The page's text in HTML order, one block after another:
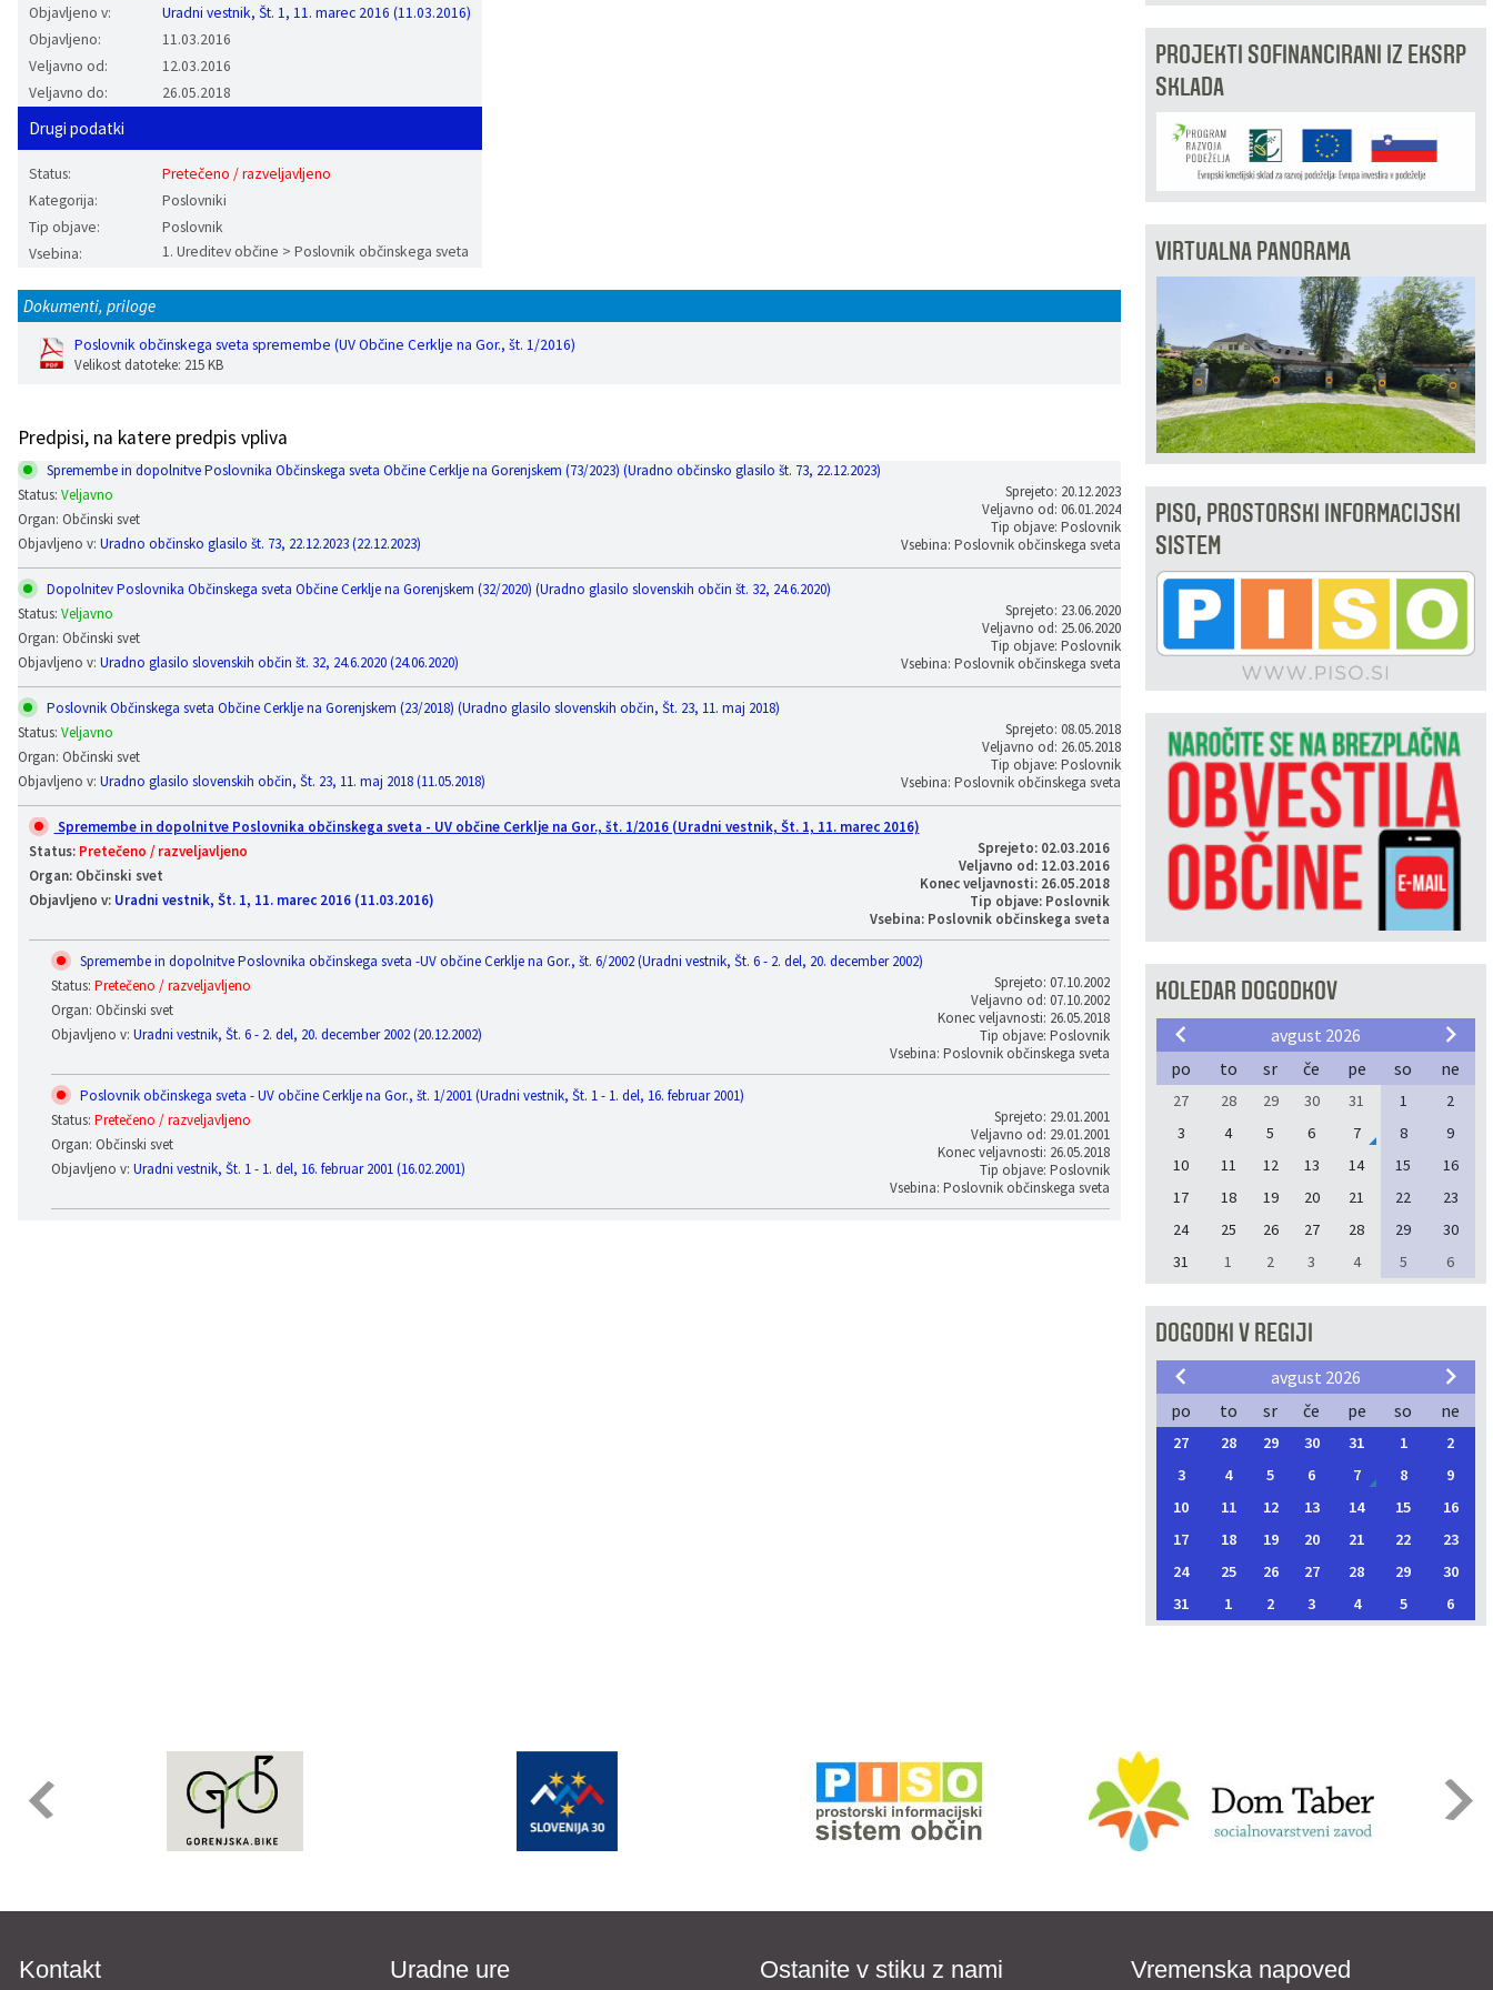
Objavljeno v:
Uradni vestnik, Št. 1, 11. marec 2016 (11.03.2016)
Objavljeno:
11.03.2016
Veljavno od:
12.03.2016
Veljavno do:
26.05.2018
Drugi podatki
Status:
Pretečeno / razveljavljeno
Kategorija:
Poslovniki
Tip objave:
Poslovnik
Vsebina:
1. Ureditev občine > Poslovnik občinskega sveta
Dokumenti, priloge
Poslovnik občinskega sveta spremembe (UV Občine Cerklje na Gor., št. 1/2016)
Velikost datoteke: 215 KB
Predpisi, na katere predpis vpliva
Spremembe in dopolnitve Poslovnika Občinskega sveta Občine Cerklje na Gorenjskem (73/2023) (Uradno občinsko glasilo št. 73, 22.12.2023)
Status: Veljavno
Organ: Občinski svet
Objavljeno v: Uradno občinsko glasilo št. 73, 22.12.2023 (22.12.2023)
Sprejeto: 20.12.2023
Veljavno od: 06.01.2024
Tip objave: Poslovnik
Vsebina: Poslovnik občinskega sveta
Dopolnitev Poslovnika Občinskega sveta Občine Cerklje na Gorenjskem (32/2020) (Uradno glasilo slovenskih občin št. 32, 24.6.2020)
Status: Veljavno
Organ: Občinski svet
Objavljeno v: Uradno glasilo slovenskih občin št. 32, 24.6.2020 (24.06.2020)
Sprejeto: 23.06.2020
Veljavno od: 25.06.2020
Tip objave: Poslovnik
Vsebina: Poslovnik občinskega sveta
Poslovnik Občinskega sveta Občine Cerklje na Gorenjskem (23/2018) (Uradno glasilo slovenskih občin, Št. 23, 11. maj 2018)
Status: Veljavno
Organ: Občinski svet
Objavljeno v: Uradno glasilo slovenskih občin, Št. 23, 11. maj 2018 (11.05.2018)
Sprejeto: 08.05.2018
Veljavno od: 26.05.2018
Tip objave: Poslovnik
Vsebina: Poslovnik občinskega sveta
Spremembe in dopolnitve Poslovnika občinskega sveta - UV občine Cerklje na Gor., št. 1/2016 (Uradni vestnik, Št. 1, 11. marec 2016)
Status: Pretečeno / razveljavljeno
Organ: Občinski svet
Objavljeno v: Uradni vestnik, Št. 1, 11. marec 2016 (11.03.2016)
Sprejeto: 02.03.2016
Veljavno od: 12.03.2016
Konec veljavnosti: 26.05.2018
Tip objave: Poslovnik
Vsebina: Poslovnik občinskega sveta
Spremembe in dopolnitve Poslovnika občinskega sveta -UV občine Cerklje na Gor., št. 6/2002 (Uradni vestnik, Št. 6 - 2. del, 20. december 2002)
Status: Pretečeno / razveljavljeno
Organ: Občinski svet
Objavljeno v: Uradni vestnik, Št. 6 - 2. del, 20. december 2002 (20.12.2002)
Sprejeto: 07.10.2002
Veljavno od: 07.10.2002
Konec veljavnosti: 26.05.2018
Tip objave: Poslovnik
Vsebina: Poslovnik občinskega sveta
Poslovnik občinskega sveta - UV občine Cerklje na Gor., št. 1/2001 (Uradni vestnik, Št. 1 - 1. del, 16. februar 2001)
Status: Pretečeno / razveljavljeno
Organ: Občinski svet
Objavljeno v: Uradni vestnik, Št. 1 - 1. del, 16. februar 2001 (16.02.2001)
Sprejeto: 29.01.2001
Veljavno od: 29.01.2001
Konec veljavnosti: 26.05.2018
Tip objave: Poslovnik
Vsebina: Poslovnik občinskega sveta
PROJEKTI SOFINANCIRANI IZ EKSRP
SKLADA
VIRTUALNA PANORAMA
PISO, PROSTORSKI INFORMACIJSKI
SISTEM
KOLEDAR DOGODKOV
avgust 2026
po
to sr če pe so ne
27 28 29 30 31 1
2
3
4 5 6 7 8
9
10
11 12 13 14 15
16
17
18 19 20 21 22
23
24
25 26 27 28 29
30
31
1 2 3 4 5 6
DOGODKI V REGIJI
avgust 2026
po
to sr če pe so ne
27 28 29 30 31 1
2
3
4 5 6 7 8
9
10
11 12 13 14 15
16
17
18 19 20 21 22
23
24
25 26 27 28 29
30
31
1 2 3 4 5 6
Kontakt Uradne ure Ostanite v stiku z nami Vremenska napoved
Vaške skupnosti
Častno razsodišče
Medobčinski inšpektorat
Gasilstvo, zaščita in reševanje
Načrt ravnanja s stvarnim premoženjem
Galerija slik
MojaObčina.si
Dokumenti v javni obravnavi